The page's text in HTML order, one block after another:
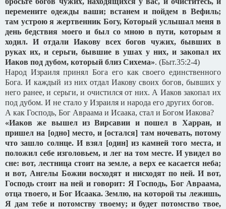
перемените одежды ваши; встанем и пойдем в Вефиль;
там устрою я жертвенник Богу, Который услышал меня в
день бедствия моего и был со мною в пути, которым я
ходил. И отдали Иакову всех богов чужих, бывших в
руках их, и серьги, бывшие в ушах у них, и закопал их
Иаков под дубом, который близ Сихема». (Быт.35:2-4)
Народ Израиля принял Бога его как своего единственного
Бога. И каждый из них отдал Иакову своих богов, бывших у
него ранее, и серьги, и очистился от них. А Иаков закопал их
под дубом. И не стало у Израиля и народа его других богов.
А как Господь, Бог Авраама и Исаака, стал и Богом Иакова?
«Иаков же вышел из Вирсавии и пошел в Харран, и
пришел на [одно] место, и [остался] там ночевать, потому
что зашло солнце. И взял [один] из камней того места, и
положил себе изголовьем, и лег на том месте. И увидел во
сне: вот, лестница стоит на земле, а верх ее касается неба;
и вот, Ангелы Божии восходят и нисходят по ней. И вот,
Господь стоит на ней и говорит: Я Господь, Бог Авраама,
отца твоего, и Бог Исаака. Землю, на которой ты лежишь,
Я дам тебе и потомству твоему; и будет потомство твое,